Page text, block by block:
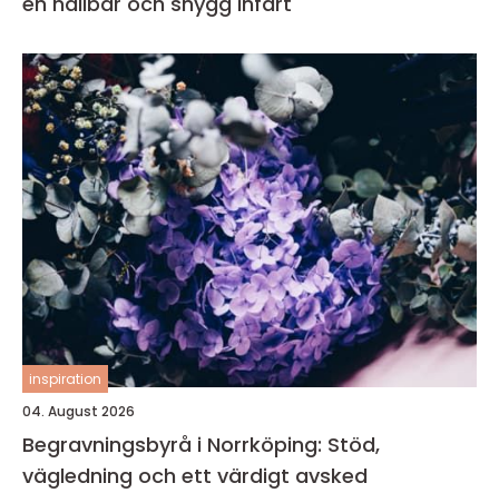
inspiration
04. August 2026
Begravningsbyrå i Norrköping: Stöd,
vägledning och ett värdigt avsked